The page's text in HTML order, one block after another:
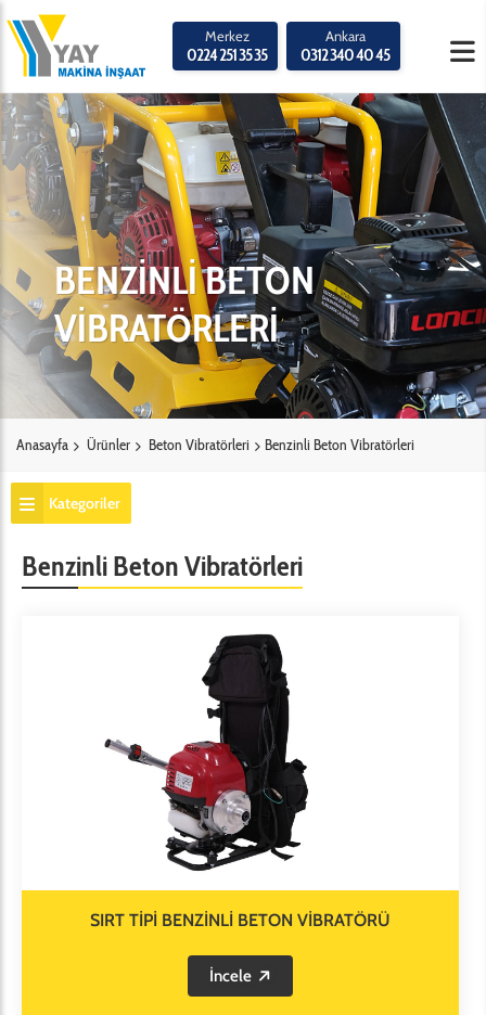
Merkez
0224 251 35 35
Ankara
0312 340 40 45
BENZİNLİ BETON
VİBRATÖRLERİ
Anasayfa Ürünler Beton Vibratörleri Benzinli Beton Vibratörleri
Kategoriler
Benzinli Beton Vibratörleri
SIRT TİPİ BENZİNLİ BETON VİBRATÖRÜ
İncele